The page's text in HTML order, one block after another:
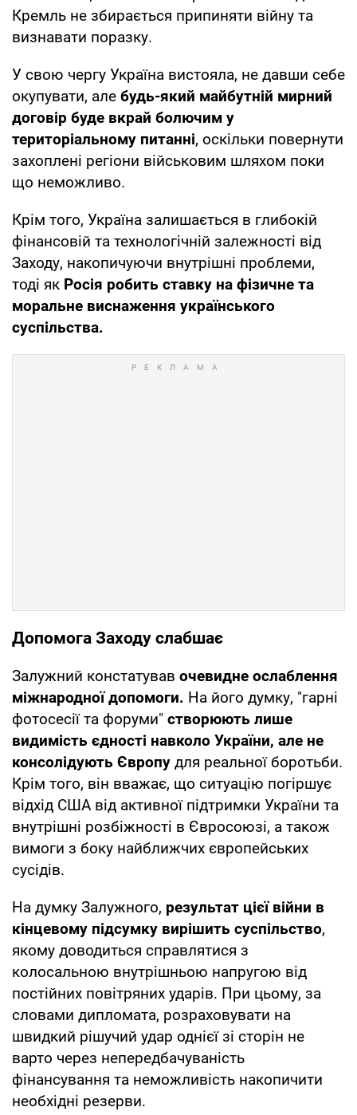
Кремль не збирається припиняти війну та
визнавати поразку.
У свою чергу Україна вистояла, не давши себе
окупувати, але будь-який майбутній мирний
договір буде вкрай болючим у
територіальному питанні, оскільки повернути
захоплені регіони військовим шляхом поки
що неможливо.
Крім того, Україна залишається в глибокій
фінансовій та технологічній залежності від
Заходу, накопичуючи внутрішні проблеми,
тоді як Росія робить ставку на фізичне та
моральне виснаження українського
суспільства.
Допомога Заходу слабшає
Залужний констатував очевидне ослаблення
міжнародної допомоги. На його думку, "гарні
фотосесії та форуми" створюють лише
видимість єдності навколо України, але не
консолідують Європу для реальної боротьби.
Крім того, він вважає, що ситуацію погіршує
відхід США від активної підтримки України та
внутрішні розбіжності в Євросоюзі, а також
вимоги з боку найближчих європейських
сусідів.
На думку Залужного, результат цієї війни в
кінцевому підсумку вирішить суспільство,
якому доводиться справлятися з
колосальною внутрішньою напругою від
постійних повітряних ударів. При цьому, за
словами дипломата, розраховувати на
швидкий рішучий удар однієї зі сторін не
варто через непередбачуваність
фінансування та неможливість накопичити
необхідні резерви.